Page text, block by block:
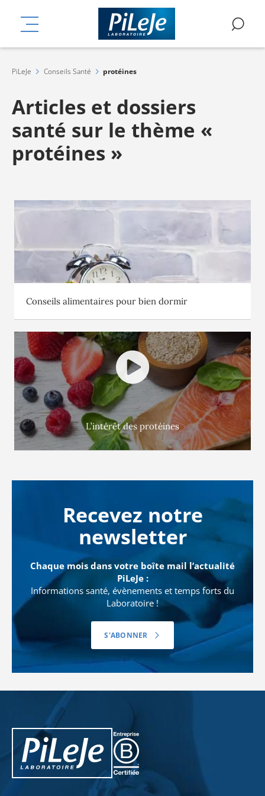
MENU
PiLeJe Conseils Santé protéines
Articles et dossiers
santé sur le thème «
protéines »
Conseils alimentaires pour bien dormir
L’intérêt des protéines
Recevez notre
newsletter
Chaque mois dans votre boîte mail l’actualité
PiLeJe :
Informations santé, évènements et temps forts du
Laboratoire !
S'ABONNER
PiLeJe : informations complémentaires